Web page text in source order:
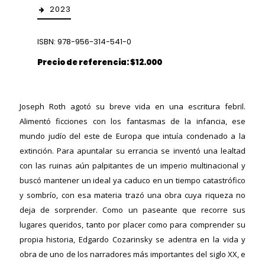
2023
ISBN: 978-956-314-541-0
Precio de referencia: $12.000
Joseph Roth agotó su breve vida en una escritura febril.
Alimentó ficciones con los fantasmas de la infancia, ese
mundo judío del este de Europa que intuía condenado a la
extinción. Para apuntalar su errancia se inventó una lealtad
con las ruinas aún palpitantes de un imperio multinacional y
buscó mantener un ideal ya caduco en un tiempo catastrófico
y sombrío, con esa materia trazó una obra cuya riqueza no
deja de sorprender. Como un paseante que recorre sus
lugares queridos, tanto por placer como para comprender su
propia historia, Edgardo Cozarinsky se adentra en la vida y
obra de uno de los narradores más importantes del siglo XX, e